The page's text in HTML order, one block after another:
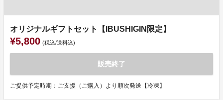
オリジナルギフトセット【IBUSHIGIN限定】
¥5,800 (税込/送料込)
販売終了
ご提供予定時期：ご支援（ご購入）より順次発送【冷凍】